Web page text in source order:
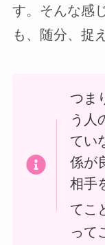
す。そんな感
も、随分、捉
つま
う人
てい
係が
相手
てこ
って